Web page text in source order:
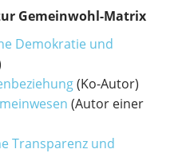
Gemeinwohl-Matrix
Demokratie und
(Ko-Autor)
(Autor einer
Transparenz und